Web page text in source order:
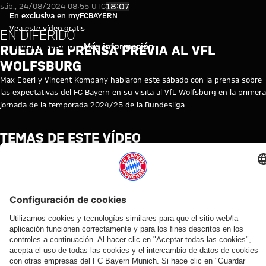
Vídeo en diferido: Rueda de
Reproducir vídeo
En exclusiva en myFCBAYERN
Vea este vídeo gratis
Iniciar sesión Más información
sáb., 24/08/2024 08:55 UTC18:07
EN DIFERIDO
RUEDA DE PRENSA PREVIA AL VFL
WOLFSBURG
Max Eberl y Vincent Kompany hablaron este sábado con la prensa sobre
las expectativas del FC Bayern en su visita al VfL Wolfsburg en la primera
jornada de la temporada 2024/25 de la Bundesliga.
TEMAS DE ESTE VÍDEO
PRENSA
BUNDESLIGA
VINCENT
KOMPANY
WOLFSBURGO
VÍDEOS RELACIONADOS
Vídeo
EN
DIFERIDO
La rueda
Vídeo
VÍDEO
Rueda
de
Vídeo
Entrevista
AUDI
SUMMER
TOUR
Vídeo
EN
DIFERIDO
Rueda de
Vídeo
VÍDEO
Entrevistas
con los
Vídeo
EN DIFERIDO
Presentación
oficial de
Vídeo
VÍDEO
Ronda
con los
Vídeo
VÍDEO
Ronda con
los medios